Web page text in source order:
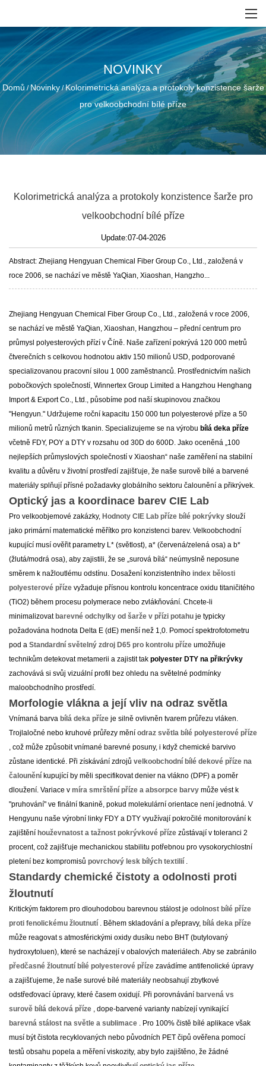
NOVINKY
Domů/Novinky/Kolorimetrická analýza a protokoly konzistence šarže
pro velkoobchodní bílé příze
Kolorimetrická analýza a protokoly konzistence šarže pro
velkoobchodní bílé příze
Update:07-04-2026
Abstract: Zhejiang Hengyuan Chemical Fiber Group Co., Ltd., založená v
roce 2006, se nachází ve městě YaQian, Xiaoshan, Hangzho...
Zhejiang Hengyuan Chemical Fiber Group Co., Ltd., založená v roce 2006,
se nachází ve městě YaQian, Xiaoshan, Hangzhou – přední centrum pro
průmysl polyesterových přízí v Číně. Naše zařízení pokrývá 120 000 metrů
čtverečních s celkovou hodnotou aktiv 150 milionů USD, podporované
specializovanou pracovní silou 1 000 zaměstnanců. Prostřednictvím našich
pobočkových společností, Winnertex Group Limited a Hangzhou Henghang
Import & Export Co., Ltd., působíme pod naší skupinovou značkou
"Hengyun." Udržujeme roční kapacitu 150 000 tun polyesterové příze a 50
milionů metrů různých tkanin. Specializujeme se na výrobu bílá deka příze
včetně FDY, POY a DTY v rozsahu od 30D do 600D. Jako oceněná „100
nejlepších průmyslových společností v Xiaoshan“ naše zaměření na stabilní
kvalitu a důvěru v životní prostředí zajišťuje, že naše surově bílé a barvené
materiály splňují přísné požadavky globálního sektoru čalounění a přikrývek.
Optický jas a koordinace barev CIE Lab
Pro velkoobjemové zakázky, Hodnoty CIE Lab příze bílé pokrývky slouží
jako primární matematické měřítko pro konzistenci barev. Velkoobchodní
kupující musí ověřit parametry L* (světlost), a* (červená/zelená osa) a b*
(žlutá/modrá osa), aby zajistili, že se „surová bílá“ neúmyslně neposune
směrem k nažloutlému odstínu. Dosažení konzistentního index bělosti
polyesterové příze vyžaduje přísnou kontrolu koncentrace oxidu titaničitého
(TiO2) během procesu polymerace nebo zvlákňování. Chcete-li
minimalizovat barevné odchylky od šarže v přízi potahu je typicky
požadována hodnota Delta E (dE) menší než 1,0. Pomocí spektrofotometru
pod a Standardní světelný zdroj D65 pro kontrolu příze umožňuje
technikům detekovat metamerii a zajistit tak polyester DTY na přikrývky
zachovává si svůj vizuální profil bez ohledu na světelné podmínky
maloobchodního prostředí.
Morfologie vlákna a její vliv na odraz světla
Vnímaná barva bílá deka příze je silně ovlivněn tvarem průřezu vláken.
Trojlaločné nebo kruhové průřezy mění odraz světla bílé polyesterové příze
, což může způsobit vnímané barevné posuny, i když chemické barvivo
zůstane identické. Při získávání zdrojů velkoobchodní bílé dekové příze na
čalounění kupující by měli specifikovat denier na vlákno (DPF) a poměr
dloužení. Variace v míra smrštění příze a absorpce barvy může vést k
"pruhování" ve finální tkanině, pokud molekulární orientace není jednotná. V
Hengyunu naše výrobní linky FDY a DTY využívají pokročilé monitorování k
zajištění houževnatost a tažnost pokrývkové příze zůstávají v toleranci 2
procent, což zajišťuje mechanickou stabilitu potřebnou pro vysokorychlostní
pletení bez kompromisů povrchový lesk bílých textilií .
Standardy chemické čistoty a odolnosti proti
žloutnutí
Kritickým faktorem pro dlouhodobou barevnou stálost je odolnost bílé příze
proti fenolickému žloutnutí . Během skladování a přepravy, bílá deka příze
může reagovat s atmosférickými oxidy dusíku nebo BHT (butylovaný
hydroxytoluen), které se nacházejí v obalových materiálech. Aby se zabránilo
předčasné žloutnutí bílé polyesterové příze zavádíme antifenolické úpravy
a zajišťujeme, že naše surové bílé materiály neobsahují zbytkové
odstřeďovací úpravy, které časem oxidují. Při porovnávání barvená vs
surově bílá deková příze , dope-barvené varianty nabízejí vynikající
barevná stálost na světle a sublimace . Pro 100% čistě bílé aplikace však
musí být čistota recyklovaných nebo původních PET čipů ověřena pomocí
testů obsahu popela a měření viskozity, aby bylo zajištěno, že žádné